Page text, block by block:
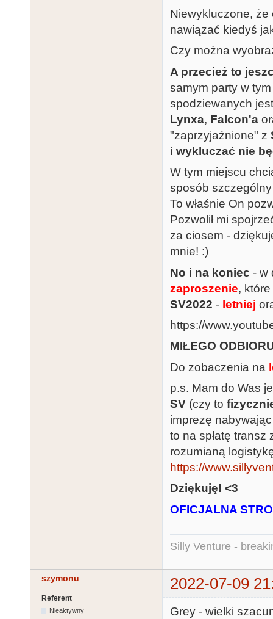
Niewykluczone,
nawiązać kiedyś
Czy można
A przecież to
samym party w
spodziewanych
Lynxa, Falcon'a
"zaprzyjaźnione" z
i wykluczać nie
W tym miejscu
sposób
To właśnie On
Pozwolił mi
za ciosem -
mnie! :)
No i na koniec - w
zaproszenie,
SV2022 - letniej
https://
MIŁEGO
Do zobaczenia na
p.s. Mam do Was
SV (czy to
imprezę
to na spłatę
rozumianą
https://
Dziękuję! <3
OFICJALNA
Silly Venture -
szymonu 2022-07-09
Referent
Nieaktywny
Grey - wielki